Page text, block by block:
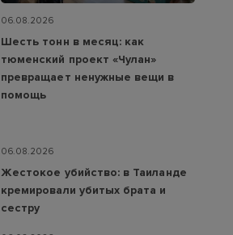
06.08.2026
Шесть тонн в месяц: как
тюменский проект «Чулан»
превращает ненужные вещи в
помощь
06.08.2026
Жестокое убийство: в Таиланде
кремировали убитых брата и
сестру